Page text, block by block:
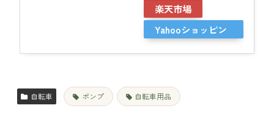
楽天市場
Yahooショッピン
自転車 ポンプ 自転車用品